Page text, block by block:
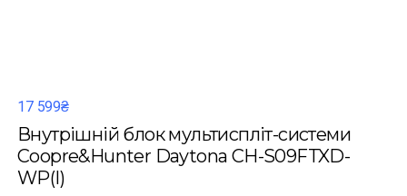
17 599₴
Внутрішній блок мультиспліт-системи
Coopre&Hunter Daytona CH-S09FTXD-
WP(I)